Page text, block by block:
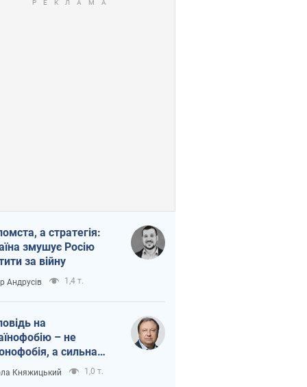
а стратегія:
змушує Росію
за війну
Андрусів 1,4 т.
на
– не
а сильна
держава
Княжицький 1,0 т.